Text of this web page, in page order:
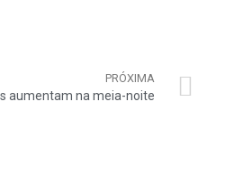
PRÓXIMA
aumentam na meia-noite